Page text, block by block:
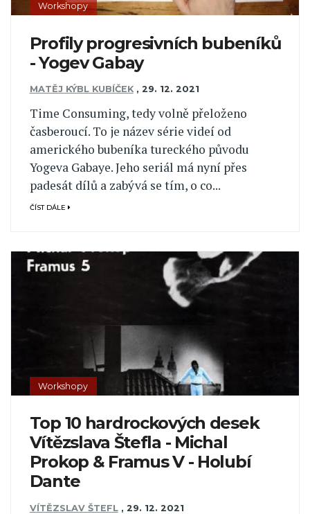
Workshopy
Profily progresivních bubeníků
- Yogev Gabay
MATĚJ KÝBL KUBÍČEK , 29. 12. 2021
Time Consuming, tedy volně přeloženo
časberoucí. To je název série videí od
amerického bubeníka tureckého původu
Yogeva Gabaye. Jeho seriál má nyní přes
padesát dílů a zabývá se tím, o co...
ČÍST DÁLE
Workshopy
Top 10 hardrockových desek
Vítězslava Štefla - Michal
Prokop & Framus V - Holubí
Dante
VÍTĚZSLAV ŠTEFL , 29. 12. 2021